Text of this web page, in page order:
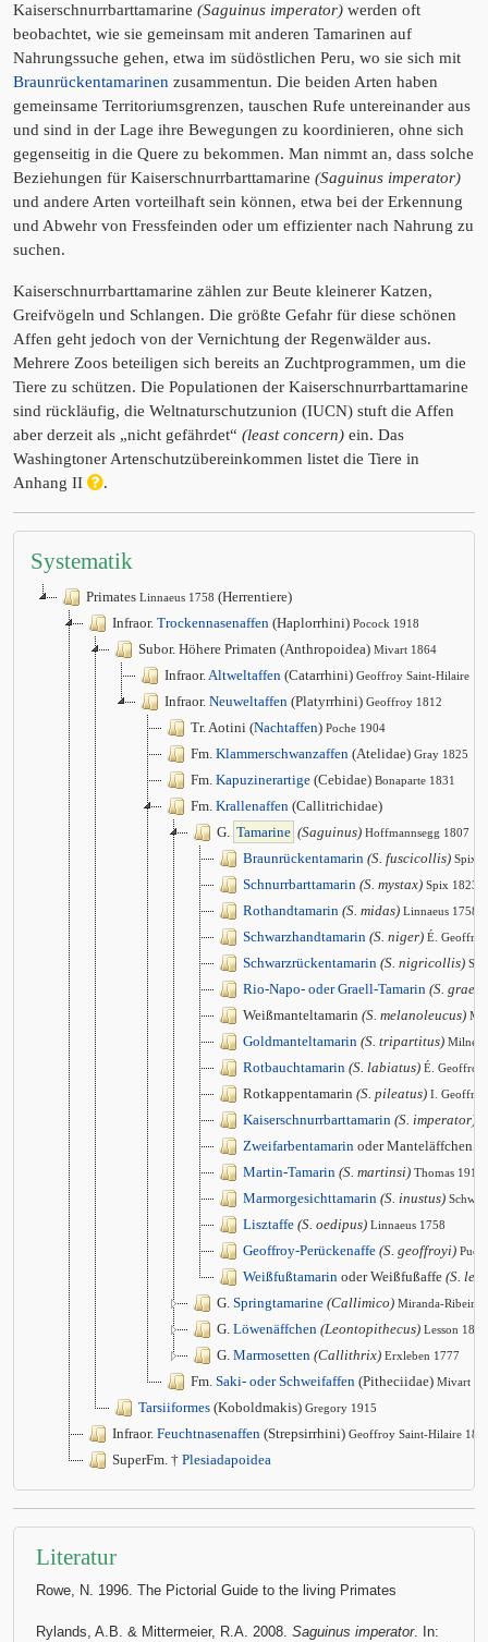
Kaiserschnurrbarttamarine (Saguinus imperator) werden oft
beobachtet, wie sie gemeinsam mit anderen Tamarinen auf
Nahrungssuche gehen, etwa im südöstlichen Peru, wo sie sich mit
Braunrückentamarinen zusammentun. Die beiden Arten haben
gemeinsame Territoriumsgrenzen, tauschen Rufe untereinander aus
und sind in der Lage ihre Bewegungen zu koordinieren, ohne sich
gegenseitig in die Quere zu bekommen. Man nimmt an, dass solche
Beziehungen für Kaiserschnurrbarttamarine (Saguinus imperator)
und andere Arten vorteilhaft sein können, etwa bei der Erkennung
und Abwehr von Fressfeinden oder um effizienter nach Nahrung zu
suchen.
Kaiserschnurrbarttamarine zählen zur Beute kleinerer Katzen,
Greifvögeln und Schlangen. Die größte Gefahr für diese schönen
Affen geht jedoch von der Vernichtung der Regenwälder aus.
Mehrere Zoos beteiligen sich bereits an Zuchtprogrammen, um die
Tiere zu schützen. Die Populationen der Kaiserschnurrbarttamarine
sind rückläufig, die Weltnaturschutzunion (IUCN) stuft die Affen
aber derzeit als „nicht gefährdet“ (least concern) ein. Das
Washingtoner Artenschutzübereinkommen listet die Tiere in
Anhang II
.
Systematik
Primates Linnaeus 1758 (Herrentiere)
Infraor. Trockennasenaffen (Haplorrhini) Pocock 1918
Subor. Höhere Primaten (Anthropoidea) Mivart 1864
Infraor.Altweltaffen (Catarrhini) Geoffroy Saint-Hilaire
Infraor. Neuweltaffen (Platyrrhini) Geoffroy 1812
Tr. Aotini (Nachtaffen) Poche 1904
Fm. Klammerschwanzaffen (Atelidae) Gray 1825
Fm. Kapuzinerartige (Cebidae) Bonaparte 1831
Fm. Krallenaffen (Callitrichidae)
G. Tamarine (Saguinus) Hoffmannsegg 1807
Braunrückentamarin (S. fuscicollis) Spix
Schnurrbarttamarin (S. mystax) Spix 1823
Rothandtamarin (S. midas) Linnaeus 1758
Schwarzhandtamarin (S. niger) É.
Schwarzrückentamarin (S. nigricollis)
Rio-Napo- oder Graell-Tamarin (S.
Weißmanteltamarin (S. melanoleucus)
Goldmanteltamarin (S. tripartitus) Milne
Rotbauchtamarin (S. labiatus) É. Geoffroy
Rotkappentamarin (S. pileatus) I.
Kaiserschnurrbarttamarin (S. imperator)
Zweifarbentamarin oder Manteläffchen
Martin-Tamarin (S. martinsi) Thomas 1912
Marmorgesichttamarin (S. inustus)
Lisztaffe (S. oedipus) Linnaeus 1758
Geoffroy-Perückenaffe (S. geoffroyi)
Weißfußtamarin oder Weißfußaffe (S.
G. Springtamarine (Callimico) Miranda-Ribeiro
G. Löwenäffchen (Leontopithecus) Lesson 1840
G. Marmosetten (Callithrix) Erxleben 1777
Fm. Saki- oder Schweifaffen (Pitheciidae) Mivart
Tarsiiformes (Koboldmakis) Gregory 1915
Infraor. Feuchtnasenaffen (Strepsirrhini) Geoffroy Saint-Hilaire
SuperFm. † Plesiadapoidea
Literatur
Rowe, N. 1996. The Pictorial Guide to the living Primates
Rylands, A.B. & Mittermeier, R.A. 2008. Saguinus imperator. In: